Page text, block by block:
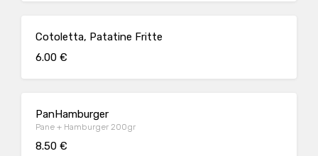
Cotoletta, Patatine Fritte
6.00 €
PanHamburger
Pane + Hamburger 200gr
8.50 €